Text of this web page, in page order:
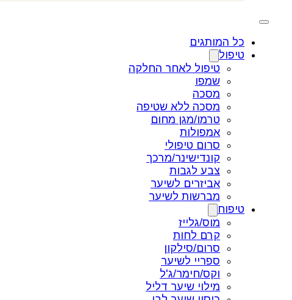
כל המותגים
טיפול
טיפול לאחר החלקה
שמפו
מסכה
מסכה ללא שטיפה
טרמו/מגן מחום
אמפולות
סרום טיפולי
קונדישינר/מרכך
צבע לגבות
אביזרים לשיער
מברשות לשיער
טיפוח
מוס/גלייז
קרם לחות
סרום/סילקון
ספריי לשיער
וקס/חימר/ג'ל
מילוי שיער דליל